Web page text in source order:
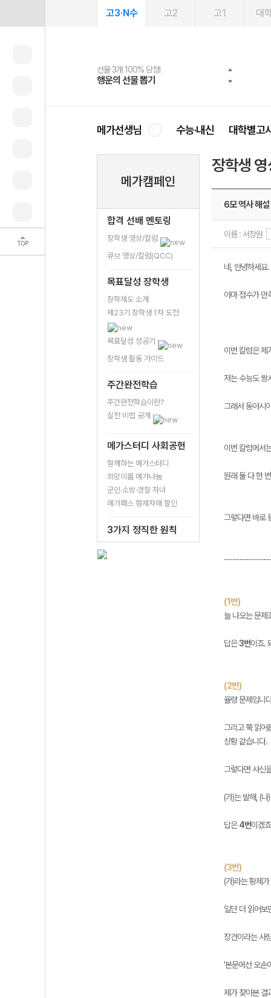
TOP
고3·N수 고2 고1 대
선물 3개 100% 당첨!
행운의 선물 뽑기
선물 100% 증정!
메가스터디 X 올리브
여름방학 스터디 캐시백
메가런 썸머스쿨
2027 러셀 단과
강사 공개선발
스마트러닝앱
설문 EVENT
메가패스
3일 무료 체험권
메가패스 수강생 무료혜택!
메가클럽 멤버십
사회공헌 캠페인
희망이룸 메가나눔
메가선생님 수능·내신 대학별고
메가캠페인
합격 선배 멘토링
장학생 영상/칼럼
큐브 영상/칼럼(QCC)
목표달성 장학생
장학제도 소개
제23기 장학생 1차 도전
목표달성 성공기
장학생 활동 가이드
주간완전학습
주간완전학습이란?
실천 비법 공개
메가스터디 사회공헌
함께하는 메가스터디
희망이룸 메가나눔
군인·소방·경찰 자녀
메가패스 형제자매 할인
3가지 정직한 원칙
장학생
6모 역사 해설
이름 : 서장원
네, 안녕하세요
아마 점수가 만
이번 칼럼은 제
저는 수능도 쌍
그래서 동아시
이번 칼럼에서
원래 둘 다 한
그렇다면 바로
(1번)
늘 나오는 문제
답은3번이죠.
(2번)
율령 문제입니
그리고 쭉 읽어
상황 같습니다.
그렇다면 사신
(가)는 발해, (
답은4번이겠
(3번)
(가)라는 황제
일단 더 읽어보
장건이라는 사
'본문에선 오손
제가 찾아본 결